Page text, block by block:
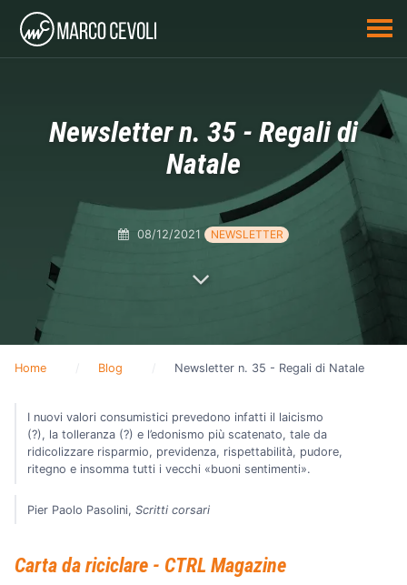
Newsletter n. 35 - Regali di
Natale
08/12/2021 NEWSLETTER
Home Blog Newsletter n. 35 - Regali di Natale
I nuovi valori consumistici prevedono infatti il laicismo
(?), la tolleranza (?) e l’edonismo più scatenato, tale da
ridicolizzare risparmio, previdenza, rispettabilità, pudore,
ritegno e insomma tutti i vecchi «buoni sentimenti».
Pier Paolo Pasolini,Scritti corsari
Carta da riciclare - CTRL Magazine